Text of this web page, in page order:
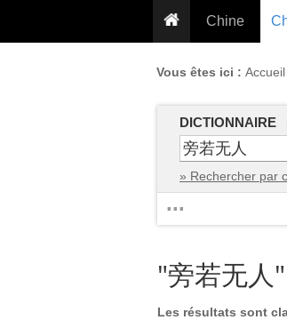
Chine
Conseils
Plantes
Proverbes
Calendrier en
Vous êtes ici : Accueil
» Rechercher par
...
"旁若无人"
Les résultats sont